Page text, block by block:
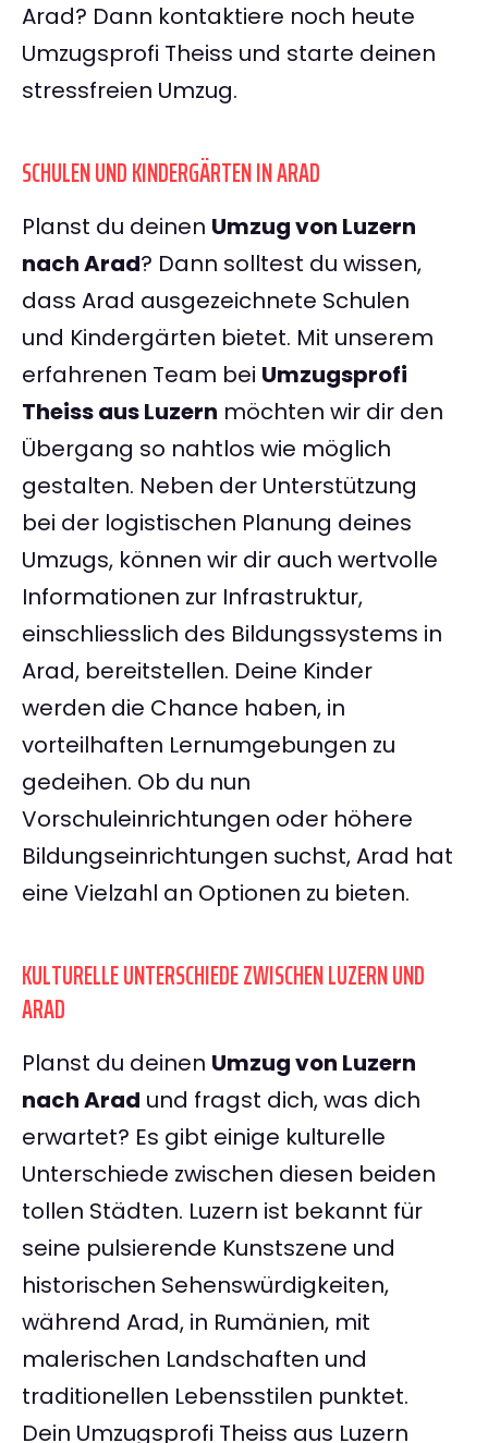
Arad? Dann kontaktiere noch heute
Umzugsprofi Theiss und starte deinen
stressfreien Umzug.
SCHULEN UND KINDERGÄRTEN IN ARAD
Planst du deinen Umzug von Luzern
nach Arad? Dann solltest du wissen,
dass Arad ausgezeichnete Schulen
und Kindergärten bietet. Mit unserem
erfahrenen Team bei Umzugsprofi
Theiss aus Luzern möchten wir dir den
Übergang so nahtlos wie möglich
gestalten. Neben der Unterstützung
bei der logistischen Planung deines
Umzugs, können wir dir auch wertvolle
Informationen zur Infrastruktur,
einschliesslich des Bildungssystems in
Arad, bereitstellen. Deine Kinder
werden die Chance haben, in
vorteilhaften Lernumgebungen zu
gedeihen. Ob du nun
Vorschuleinrichtungen oder höhere
Bildungseinrichtungen suchst, Arad hat
eine Vielzahl an Optionen zu bieten.
KULTURELLE UNTERSCHIEDE ZWISCHEN LUZERN UND
ARAD
Planst du deinen Umzug von Luzern
nach Arad und fragst dich, was dich
erwartet? Es gibt einige kulturelle
Unterschiede zwischen diesen beiden
tollen Städten. Luzern ist bekannt für
seine pulsierende Kunstszene und
historischen Sehenswürdigkeiten,
während Arad, in Rumänien, mit
malerischen Landschaften und
traditionellen Lebensstilen punktet.
Dein Umzugsprofi Theiss aus Luzern